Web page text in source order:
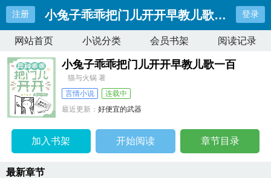
注册 小兔子乖乖把门儿开开早教儿歌一百 登录
网站首页 小说分类 会员书架 阅读记录
小兔子乖乖把门儿开开早教儿歌一百
猫与火锅 著
言情小说
连载中
最近更新：好便宜的武器
加入书架 开始阅读 章节目录
最新章节